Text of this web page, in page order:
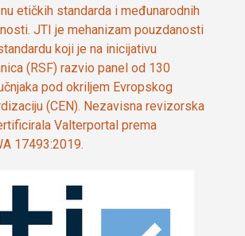
etičkih standarda i međunarodnih
JTI je mehanizam pouzdanosti
koji je na inicijativu
(RSF) razvio panel od 130
pod okriljem Evropskog
(CEN). Nezavisna revizorska
Valterportal prema
17493:2019.